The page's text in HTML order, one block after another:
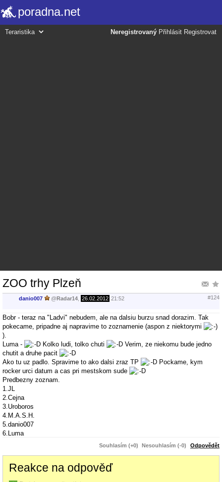
poradna.net
Neregistrovaný Přihlásit Registrovat
ZOO trhy Plzeň
danio007 @Radar14 26.02.2012 21:52 #124
Bobr - teraz na "Ladvi" nebudem, ale na dalsiu burzu snad dorazim. Tak
pokecame, pripadne aj napravime to zoznamenie (aspon z niektorymi
).
Luma -
Kolko ludi, tolko chuti
Verim, ze niekomu bude jedno
chutit a druhe pacit
Ako tu uz padlo. Spravime to ako dalsi zraz TP
Pockame, kym
rocker urci datum a cas pri mestskom sude
Predbezny zoznam.
1.JL
2.Cejna
3.Uroboros
4.M.A.S.H.
5.danio007
6.Luma
10.... Hlaste sa
Souhlasím (+0) Nesouhlasím (-0) Odpovědět
Reakce na odpověď